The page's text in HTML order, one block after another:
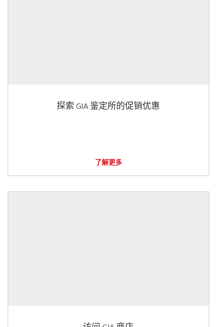
探索 GIA 鉴定所的促销优惠
了解更多